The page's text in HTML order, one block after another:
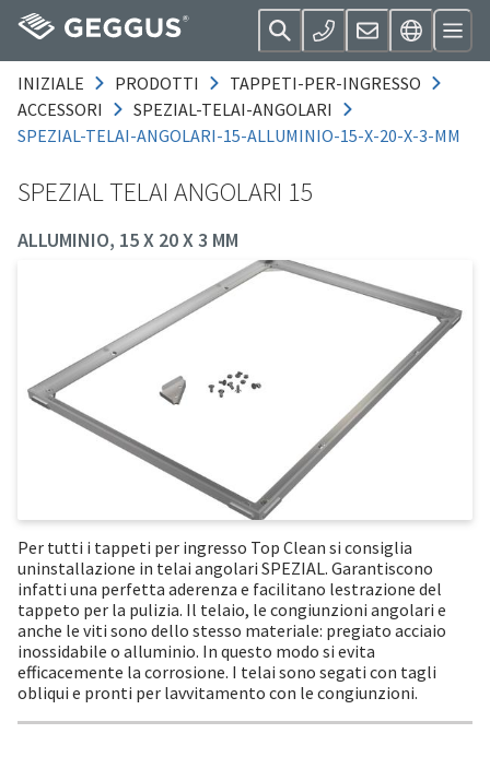
INIZIALE PRODOTTI
TAPPETI-PER-INGRESSO
ACCESSORI
SPEZIAL-TELAI-ANGOLARI
SPEZIAL-TELAI-ANGOLARI-15-ALLUMINIO-15-X-20-X-3-MM
SPEZIAL TELAI ANGOLARI 15
ALLUMINIO, 15 X 20 X 3 MM
Per tutti i tappeti per ingresso Top Clean si consiglia
uninstallazione in telai angolari SPEZIAL. Garantiscono
infatti una perfetta aderenza e facilitano lestrazione del
tappeto per la pulizia. Il telaio, le congiunzioni angolari e
anche le viti sono dello stesso materiale: pregiato acciaio
inossidabile o alluminio. In questo modo si evita
efficacemente la corrosione. I telai sono segati con tagli
obliqui e pronti per lavvitamento con le congiunzioni.